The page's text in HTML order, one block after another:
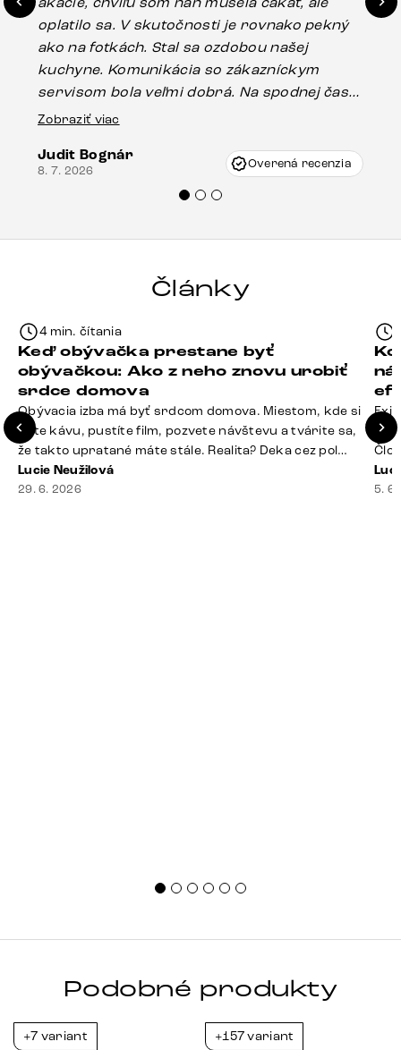
oplatilo sa. V skutočnosti je rovnako pekný
ako na fotkách. Stal sa ozdobou našej
kuchyne. Komunikácia so zákazníckym
servisom bola veľmi dobrá. Na spodnej časti
stola bolo malé poškodenie, pravdepodobne
Vincze pri riešení mojej záležitosti pristúpili
veľmi korektne. Odporúčam produkty Delife
Zobraziť viac
Judit Bognár
8. 7. 2026 Overená recenzia
Články
4 min. čítania
Keď obývačka prestane byť
obývačkou: Ako z neho znovu urobiť
srdce domova
Obývacia izba má byť srdcom domova. Miestom, kde si
dáte kávu, pustíte film, pozvete návštevu a tvárite sa,
že takto upratané máte stále. Realita? Deka cez pol
sedačky, ovládač záhadne zmizol, konferenčný stolík
slúži ako odkladisko všetkého od účteniek po balzam
Lucie Neužilová
29. 6. 2026
si
5.
Podobné produkty
+7 variant +157 variant